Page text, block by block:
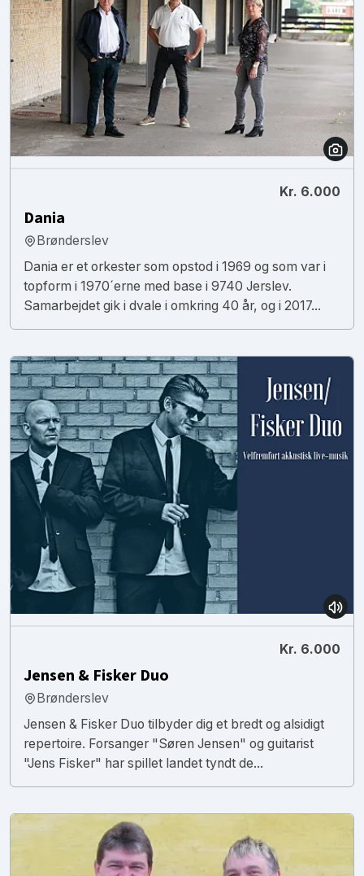
Kr. 6.000
Dania
Brønderslev
Dania er et orkester som opstod i 1969 og som var i
topform i 1970´erne med base i 9740 Jerslev.
Samarbejdet gik i dvale i omkring 40 år, og i 2017...
Kr. 6.000
Jensen & Fisker Duo
Brønderslev
Jensen & Fisker Duo tilbyder dig et bredt og alsidigt
repertoire. Forsanger "Søren Jensen" og guitarist
"Jens Fisker" har spillet landet tyndt de...